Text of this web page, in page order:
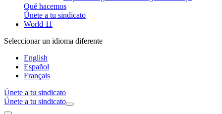
Qué hacemos
Únete a tu sindicato
World 11
Seleccionar un idioma diferente
English
Español
Français
Únete a tu sindicato
Únete a tu sindicato